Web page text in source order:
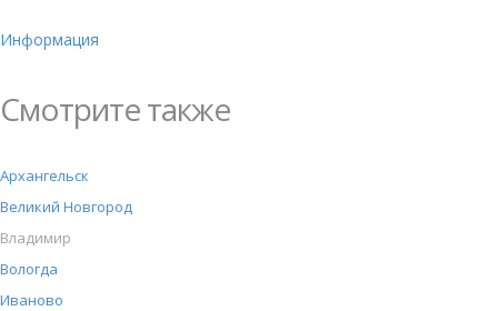
Информация
Смотрите также
Архангельск
Великий Новгород
Владимир
Вологда
Иваново